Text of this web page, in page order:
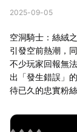
2025-09-05
空洞騎士：絲絨
引發空前熱潮，
不少玩家回報無
出「發生錯誤」
待已久的忠實粉